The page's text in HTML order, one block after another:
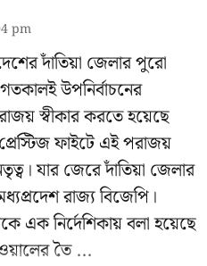
pm
দাঁতিয়া জেলার পুরো
উপনির্বাচনের
স্বীকার করতে হয়েছে
ফাইটে এই পরাজয়
যার জেরে দাঁতিয়া জেলার
রাজ্য বিজেপি।
এক নির্দেশিকায় বলা হয়েছে
তৈ ...